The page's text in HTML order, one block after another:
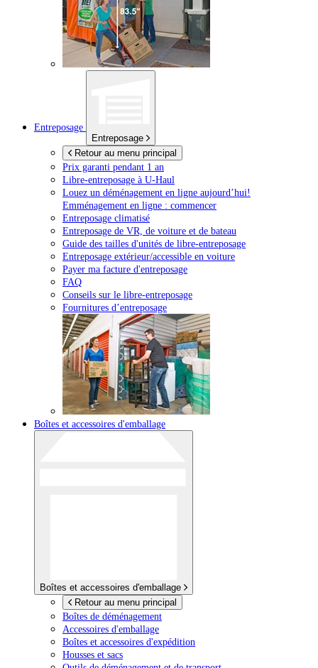
Entreposage
Entreposage
Retour au menu principal
Prix garanti pendant 1 an
Libre-entreposage à U-Haul
Louez un déménagement en ligne aujourd’hui!
Emménagement en ligne : commencer
Entreposage climatisé
Entreposage de VR, de voiture et de bateau
Guide des tailles d'unités de libre-entreposage
Entreposage extérieur/accessible en voiture
Payer ma facture d'entreposage
FAQ
Conseils sur le libre-entreposage
Fournitures d’entreposage
Boîtes et accessoires d'emballage
Boîtes et accessoires d'emballage
Retour au menu principal
Boîtes de déménagement
Accessoires d'emballage
Boîtes et accessoires d'expédition
Housses et sacs